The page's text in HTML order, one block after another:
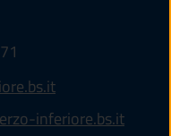
inferiore.bs.it